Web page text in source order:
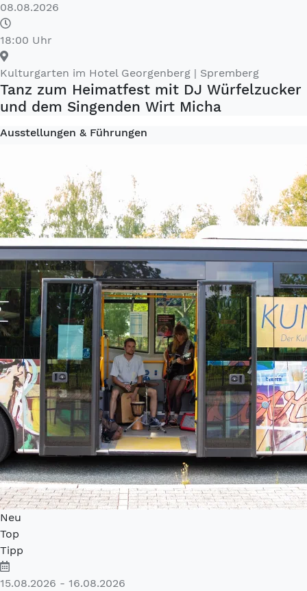
08.08.2026
18:00 Uhr
Kulturgarten im Hotel Georgenberg | Spremberg
Tanz zum Heimatfest mit DJ Würfelzucker
und dem Singenden Wirt Micha
Ausstellungen & Führungen
Neu
Top
Tipp
15.08.2026 - 16.08.2026